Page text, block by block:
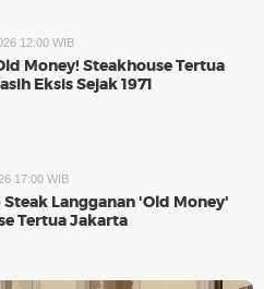
12:00 WIB
Money! Steakhouse Tertua
Eksis Sejak 1971
17:00 WIB
Steak Langganan 'Old Money'
Tertua Jakarta